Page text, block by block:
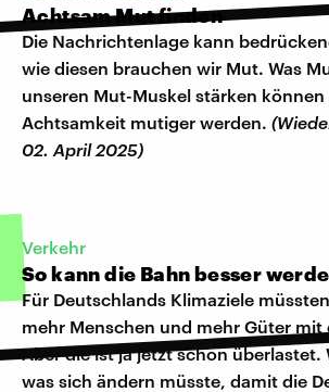
Achtsam Mut finden
Die Nachrichtenlage kann
wie diesen brauchen wir Mut. Was
unseren Mut-Muskel stärken
Achtsamkeit mutiger werden.
02. April 2025)
Verkehr
So kann die Bahn besser
Für Deutschlands Klimaziele
mehr Menschen und mehr Güter mit
Aber die ist ja jetzt schon überlastet.
was sich ändern müsste, damit die